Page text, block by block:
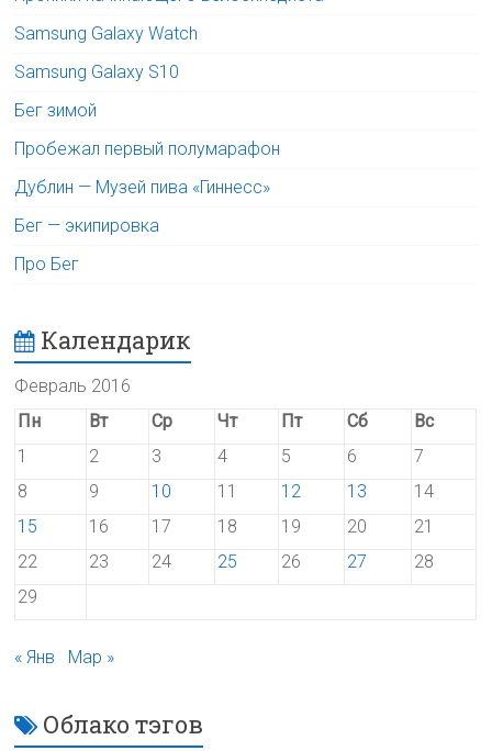
Samsung Galaxy Watch
Samsung Galaxy S10
Бег зимой
Пробежал первый полумарафон
Дублин — Музей пива «Гиннесс»
Бег — экипировка
Про Бег
Календарик
Февраль 2016
Пн
Вт Ср Чт Пт Сб
Вс
1
2 3 4 5 6
7
8
9 10 11 12 13
14
15
16 17 18 19 20
21
22
23 24 25 26 27
28
29
« Янв Мар »
Облако тэгов